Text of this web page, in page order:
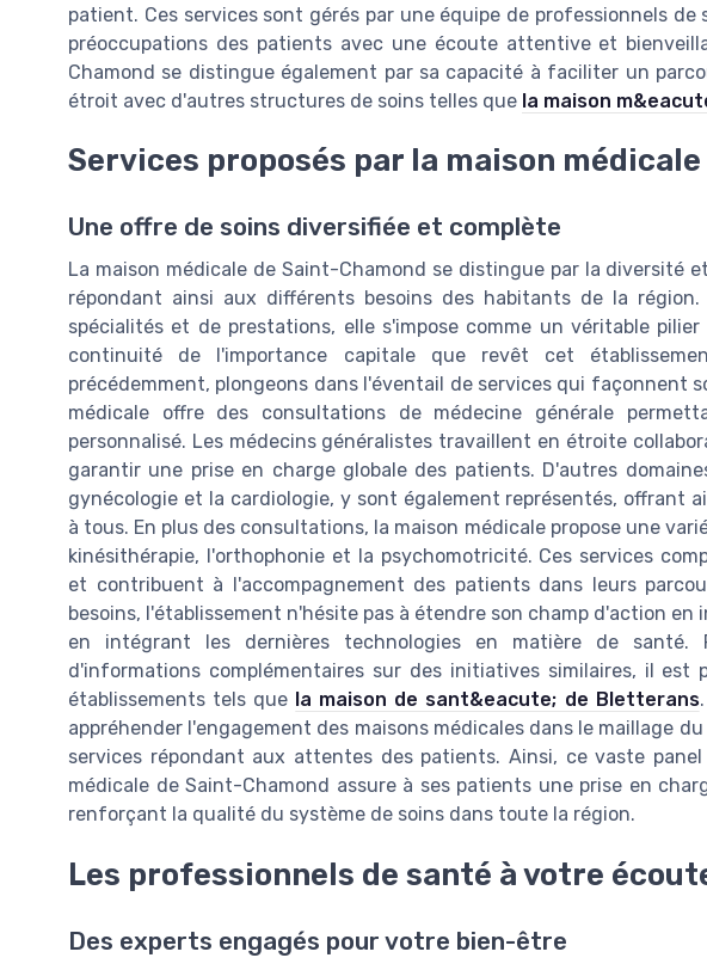
patient. Ces services sont gérés par une équipe de professionnels de
préoccupations des patients avec une écoute attentive et
Chamond se distingue également par sa capacité à faciliter un
étroit avec d'autres structures de soins telles que la maison
Services proposés par la maison médicale
Une offre de soins diversifiée et complète
La maison médicale de Saint-Chamond se distingue par la diversité
répondant ainsi aux différents besoins des habitants de la
spécialités et de prestations, elle s'impose comme un véritable
continuité de l'importance capitale que revêt cet
précédemment, plongeons dans l'éventail de services qui façonnent
médicale offre des consultations de médecine générale
personnalisé. Les médecins généralistes travaillent en étroite
garantir une prise en charge globale des patients. D'autres
gynécologie et la cardiologie, y sont également représentés, offrant
à tous. En plus des consultations, la maison médicale propose une
kinésithérapie, l'orthophonie et la psychomotricité. Ces services
et contribuent à l'accompagnement des patients dans leurs
besoins, l'établissement n'hésite pas à étendre son champ d'action
en intégrant les dernières technologies en matière de
d'informations complémentaires sur des initiatives similaires, il est
établissements tels que la maison de sant&eacute; de Bletterans
appréhender l'engagement des maisons médicales dans le maillage
services répondant aux attentes des patients. Ainsi, ce vaste
médicale de Saint-Chamond assure à ses patients une prise en
renforçant la qualité du système de soins dans toute la région.
Les professionnels de santé à votre
Des experts engagés pour votre bien-être